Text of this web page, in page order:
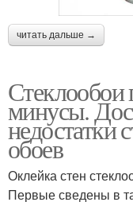
читать дальше →
минусы.
недостатки
обоев
Оклейка стен
Первые сведены в